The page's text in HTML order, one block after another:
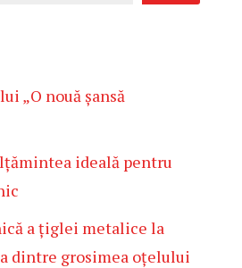
„O nouă șansă
ideală pentru
a țiglei metalice la
dintre grosimea oțelului